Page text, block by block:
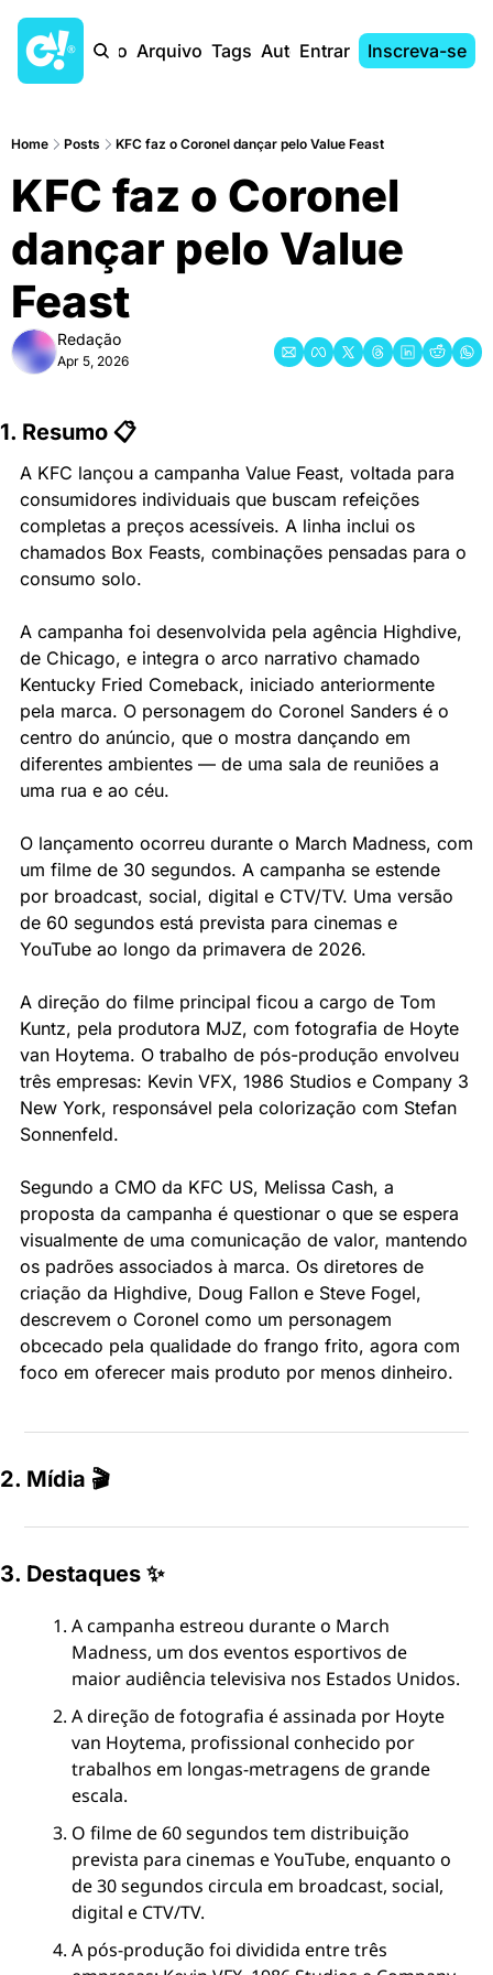
Início Arquivo Tags AutoresEntrar Inscreva-se
Home Posts KFC faz o Coronel dançar pelo Value Feast
KFC faz o Coronel
dançar pelo Value
Feast
Redação
Apr 5, 2026
1. Resumo 📋
A KFC lançou a campanha Value Feast, voltada para
consumidores individuais que buscam refeições
completas a preços acessíveis. A linha inclui os
chamados Box Feasts, combinações pensadas para o
consumo solo.
A campanha foi desenvolvida pela agência Highdive,
de Chicago, e integra o arco narrativo chamado
Kentucky Fried Comeback, iniciado anteriormente
pela marca. O personagem do Coronel Sanders é o
centro do anúncio, que o mostra dançando em
diferentes ambientes — de uma sala de reuniões a
uma rua e ao céu.
O lançamento ocorreu durante o March Madness, com
um filme de 30 segundos. A campanha se estende
por broadcast, social, digital e CTV/TV. Uma versão
de 60 segundos está prevista para cinemas e
YouTube ao longo da primavera de 2026.
A direção do filme principal ficou a cargo de Tom
Kuntz, pela produtora MJZ, com fotografia de Hoyte
van Hoytema. O trabalho de pós-produção envolveu
três empresas: Kevin VFX, 1986 Studios e Company 3
New York, responsável pela colorização com Stefan
Sonnenfeld.
Segundo a CMO da KFC US, Melissa Cash, a
proposta da campanha é questionar o que se espera
visualmente de uma comunicação de valor, mantendo
os padrões associados à marca. Os diretores de
criação da Highdive, Doug Fallon e Steve Fogel,
descrevem o Coronel como um personagem
obcecado pela qualidade do frango frito, agora com
foco em oferecer mais produto por menos dinheiro.
2. Mídia 🎬
3. Destaques ✨
A campanha estreou durante o March
Madness, um dos eventos esportivos de
maior audiência televisiva nos Estados Unidos.
A direção de fotografia é assinada por Hoyte
van Hoytema, profissional conhecido por
trabalhos em longas-metragens de grande
escala.
O filme de 60 segundos tem distribuição
prevista para cinemas e YouTube, enquanto o
de 30 segundos circula em broadcast, social,
digital e CTV/TV.
A pós-produção foi dividida entre três